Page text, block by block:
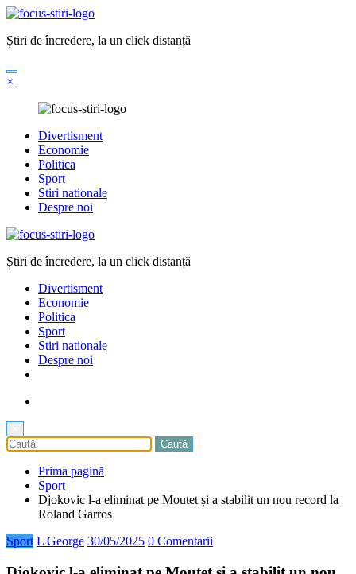
Sari
conținut
Știri de încredere, la un click distanță
×
Divertisment
Economie
Politica
Sport
Stiri nationale
Despre noi
Știri de încredere, la un click distanță
Divertisment
Economie
Politica
Sport
Stiri nationale
Despre noi
Prima pagină
Sport
Djokovic l-a eliminat pe Moutet și a stabilit un nou record la
Roland Garros
Sport L George 30/05/2025 0 Comentarii